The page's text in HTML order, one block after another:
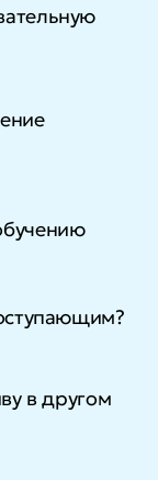
в другом